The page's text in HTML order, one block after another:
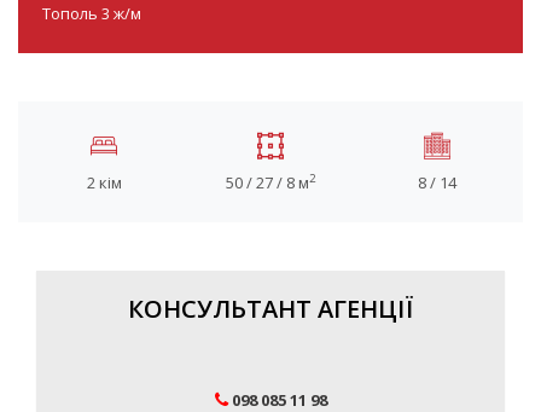
Тополь 3 ж/м
2 кім 50 / 27 / 8 м2 8 / 14
КОНСУЛЬТАНТ АГЕНЦІЇ
098 085 11 98